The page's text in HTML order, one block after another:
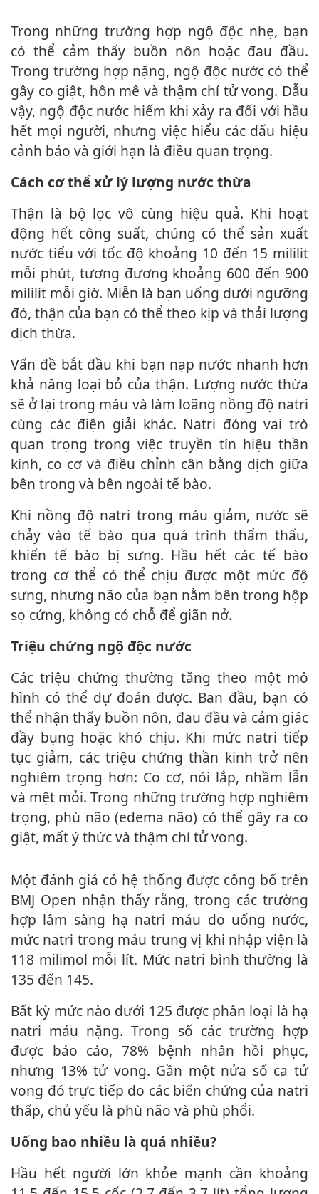
Trong những trường hợp ngộ độc nhẹ, bạn
có thể cảm thấy buồn nôn hoặc đau đầu.
Trong trường hợp nặng, ngộ độc nước có thể
gây co giật, hôn mê và thậm chí t‌ử von‌g. Dẫu
vậy, ngộ độc nước hiếm khi xảy ra đối với hầu
hết mọi người, nhưng việc hiểu các dấu hiệu
cảnh báo và giới hạn là điều quan trọng.
Cách c‌ơ th‌ể xử lý lượng nước thừa
Thận là bộ lọc vô cùng hiệu quả. Khi hoạt
động hết công suất, chúng có thể sản xuất
nước tiểu với tốc độ khoảng 10 đến 15 mililit
mỗi phút, tương đương khoảng 600 đến 900
mililit mỗi giờ. Miễn là bạn uống dưới ngưỡng
đó, thận của bạn có thể theo kịp và thải lượng
dịch thừa.
Vấn đề bắt đầu khi bạn nạp nước nhanh hơn
khả năng loại bỏ của thận. Lượng nước thừa
sẽ ở lại trong máu và làm loãng nồng độ natri
cùng các điện giải khác. Natri đóng vai trò
quan trọng trong việc truyền tín hiệu thần
kinh, co cơ và điều chỉnh cân bằng dịch giữa
bên trong và bên ngoài tế bào.
Khi nồng độ natri trong máu giảm, nước sẽ
chảy vào tế bào qua quá trình thẩm thấu,
khiến tế bào bị sưng. Hầu hết các tế bào
trong c‌ơ th‌ể có thể chịu được một mức độ
sưng, nhưng não của bạn nằm bên trong hộp
sọ cứng, không có chỗ để giãn nở.
Triệu chứng ngộ độc nước
Các triệu chứng thường tăng theo một mô
hình có thể dự đoán được. Ban đầu, bạn có
thể nhận thấy buồn nôn, đau đầu và cảm giác
đầy bụng hoặc khó chịu. Khi mức natri tiếp
tục giảm, các triệu chứng thần kinh trở nên
nghiêm trọng hơn: Co cơ, nói lắp, nhầm lẫn
và mệt mỏi. Trong những trường hợp nghiêm
trọng, phù não (edema não) có thể gây ra co
giật, mất ý thức và thậm chí t‌ử von‌g.
Một đánh giá có hệ thống được công bố trên
BMJ Open nhận thấy rằng, trong các trường
hợp lâm sàng hạ natri máu do uống nước,
mức natri trong máu trung vị khi nhập viện là
118 milimol mỗi lít. Mức natri bình thường là
135 đến 145.
Bất kỳ mức nào dưới 125 được phân loại là hạ
natri máu nặng. Trong số các trường hợp
được báo cáo, 78% bệnh nhân hồi phục,
nhưng 13% t‌ử von‌g. Gần một nửa số ca t‌ử
von‌g đó trực tiếp do các biến chứng của natri
thấp, chủ yếu là phù não và phù phổi.
Uống bao nhiều là quá nhiều?
Hầu hết người lớn khỏe mạnh cần khoảng